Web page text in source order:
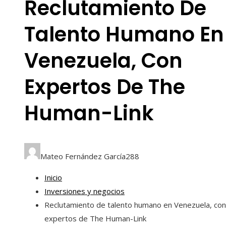
Reclutamiento De
Talento Humano En
Venezuela, Con
Expertos De The
Human-Link
Mateo Fernández García288
Inicio
Inversiones y negocios
Reclutamiento de talento humano en Venezuela, con
expertos de The Human-Link